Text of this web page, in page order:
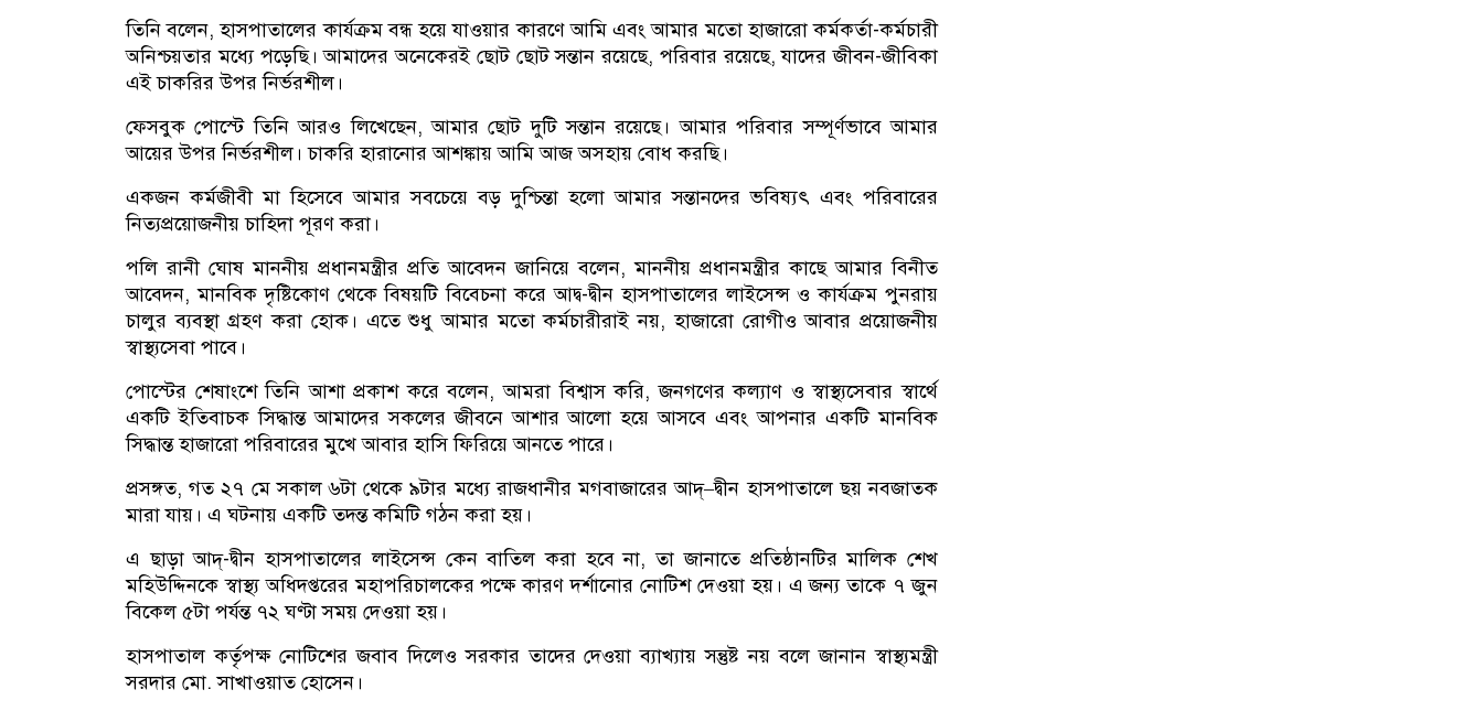
তিনি বলেন, হাসপাতালের কার্যক্রম বন্ধ হয়ে যাওয়ার কারণে আমি এবং আমার মতো হাজারো কর্মকর্তা-কর্মচারী
অনিশ্চয়তার মধ্যে পড়েছি। আমাদের অনেকেরই ছোট ছোট সন্তান রয়েছে, পরিবার রয়েছে, যাদের জীবন-জীবিকা
এই চাকরির উপর নির্ভরশীল।
ফেসবুক পোস্টে তিনি আরও লিখেছেন, আমার ছোট দুটি সন্তান রয়েছে। আমার পরিবার সম্পূর্ণভাবে আমার
আয়ের উপর নির্ভরশীল। চাকরি হারানোর আশঙ্কায় আমি আজ অসহায় বোধ করছি।
একজন কর্মজীবী মা হিসেবে আমার সবচেয়ে বড় দুশ্চিন্তা হলো আমার সন্তানদের ভবিষ্যৎ এবং পরিবারের
নিত্যপ্রয়োজনীয় চাহিদা পূরণ করা।
পলি রানী ঘোষ মাননীয় প্রধানমন্ত্রীর প্রতি আবেদন জানিয়ে বলেন, মাননীয় প্রধানমন্ত্রীর কাছে আমার বিনীত
আবেদন, মানবিক দৃষ্টিকোণ থেকে বিষয়টি বিবেচনা করে আদ্ব-দ্বীন হাসপাতালের লাইসেন্স ও কার্যক্রম পুনরায়
চালুর ব্যবস্থা গ্রহণ করা হোক। এতে শুধু আমার মতো কর্মচারীরাই নয়, হাজারো রোগীও আবার প্রয়োজনীয়
স্বাস্থ্যসেবা পাবে।
পোস্টের শেষাংশে তিনি আশা প্রকাশ করে বলেন, আমরা বিশ্বাস করি, জনগণের কল্যাণ ও স্বাস্থ্যসেবার স্বার্থে
একটি ইতিবাচক সিদ্ধান্ত আমাদের সকলের জীবনে আশার আলো হয়ে আসবে এবং আপনার একটি মানবিক
সিদ্ধান্ত হাজারো পরিবারের মুখে আবার হাসি ফিরিয়ে আনতে পারে।
প্রসঙ্গত, গত ২৭ মে সকাল ৬টা থেকে ৯টার মধ্যে রাজধানীর মগবাজারের আদ্–দ্বীন হাসপাতালে ছয় নবজাতক
মারা যায়। এ ঘটনায় একটি তদন্ত কমিটি গঠন করা হয়।
এ ছাড়া আদ্-দ্বীন হাসপাতালের লাইসেন্স কেন বাতিল করা হবে না, তা জানাতে প্রতিষ্ঠানটির মালিক শেখ
মহিউদ্দিনকে স্বাস্থ্য অধিদপ্তরের মহাপরিচালকের পক্ষে কারণ দর্শানোর নোটিশ দেওয়া হয়। এ জন্য তাকে ৭ জুন
বিকেল ৫টা পর্যন্ত ৭২ ঘণ্টা সময় দেওয়া হয়।
হাসপাতাল কর্তৃপক্ষ নোটিশের জবাব দিলেও সরকার তাদের দেওয়া ব্যাখ্যায় সন্তুষ্ট নয় বলে জানান স্বাস্থ্যমন্ত্রী
সরদার মো. সাখাওয়াত হোসেন।